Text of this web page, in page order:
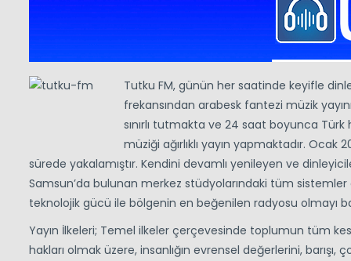
Tutku FM, günün her saatinde keyifle
frekansından arabesk fantezi müzik
sınırlı tutmakta ve 24 saat boyunca Türk
müziği ağırlıklı yayın yapmaktadır. Ocak
sürede yakalamıştır. Kendini devamlı yenileyen ve
Samsun’da bulunan merkez stüdyolarındaki tüm
teknolojik gücü ile bölgenin en beğenilen radyosu olmayı
Yayın İlkeleri; Temel ilkeler çerçevesinde toplumun tüm
hakları olmak üzere, insanlığın evrensel değerlerini, barışı,